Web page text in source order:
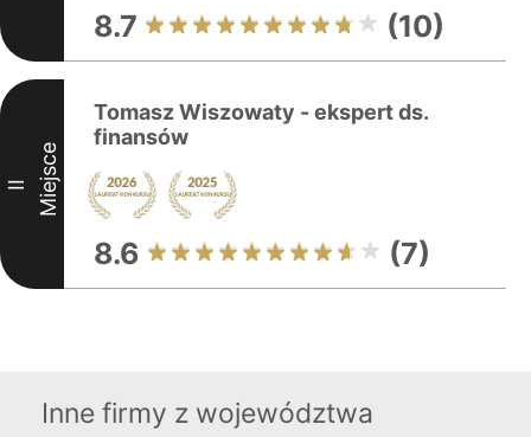
8.7 (10)
II Miejsce
Tomasz Wiszowaty - ekspert ds.
finansów
8.6 (7)
Inne firmy z województwa